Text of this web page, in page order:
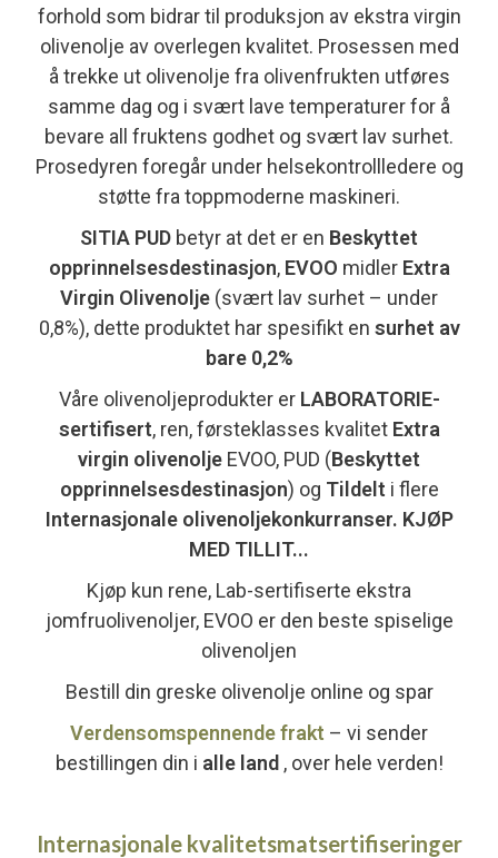
forhold som bidrar til produksjon av ekstra virgin
olivenolje av overlegen kvalitet. Prosessen med
å trekke ut olivenolje fra olivenfrukten utføres
samme dag og i svært lave temperaturer for å
bevare all fruktens godhet og svært lav surhet.
Prosedyren foregår under helsekontrollledere og
støtte fra toppmoderne maskineri.
SITIA PUD betyr at det er en Beskyttet
opprinnelsesdestinasjon, EVOO midler Extra
Virgin Olivenolje (svært lav surhet – under
0,8%), dette produktet har spesifikt en surhet av
bare 0,2%
Våre olivenoljeprodukter er LABORATORIE-
sertifisert, ren, førsteklasses kvalitet Extra
virgin olivenolje EVOO, PUD (Beskyttet
opprinnelsesdestinasjon) og Tildelt i flere
Internasjonale olivenoljekonkurranser. KJØP
MED TILLIT...
Kjøp kun rene, Lab-sertifiserte ekstra
jomfruolivenoljer, EVOO er den beste spiselige
olivenoljen
Bestill din greske olivenolje online og spar
Verdensomspennende frakt – vi sender
bestillingen din i alle land , over hele verden!
Internasjonale kvalitetsmatsertifiseringer